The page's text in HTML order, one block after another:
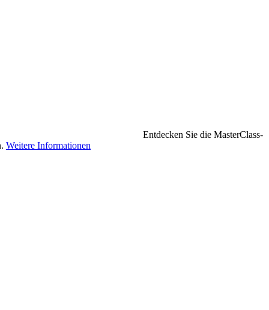
Entdecken Sie die MasterClass-
Weitere Informationen